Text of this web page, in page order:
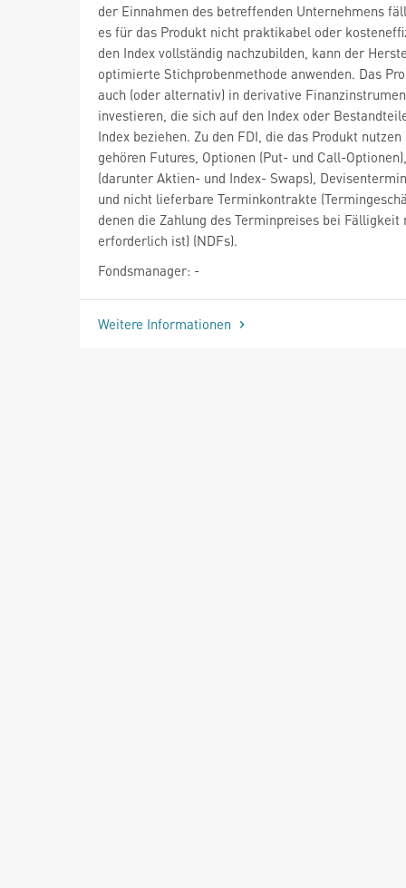
der Einnahmen des betreffenden Unternehmens
es für das Produkt nicht praktikabel oder
den Index vollständig nachzubilden, kann der
optimierte Stichprobenmethode anwenden. Das
auch (oder alternativ) in derivative
investieren, die sich auf den Index oder
Index beziehen. Zu den FDI, die das Produkt nutzen
gehören Futures, Optionen (Put- und Call-
(darunter Aktien- und Index- Swaps),
und nicht lieferbare Terminkontrakte
denen die Zahlung des Terminpreises bei Fälligkeit
erforderlich ist) (NDFs).
Fondsmanager: -
Weitere Informationen